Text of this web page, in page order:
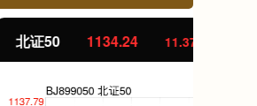
11.37 1.01%